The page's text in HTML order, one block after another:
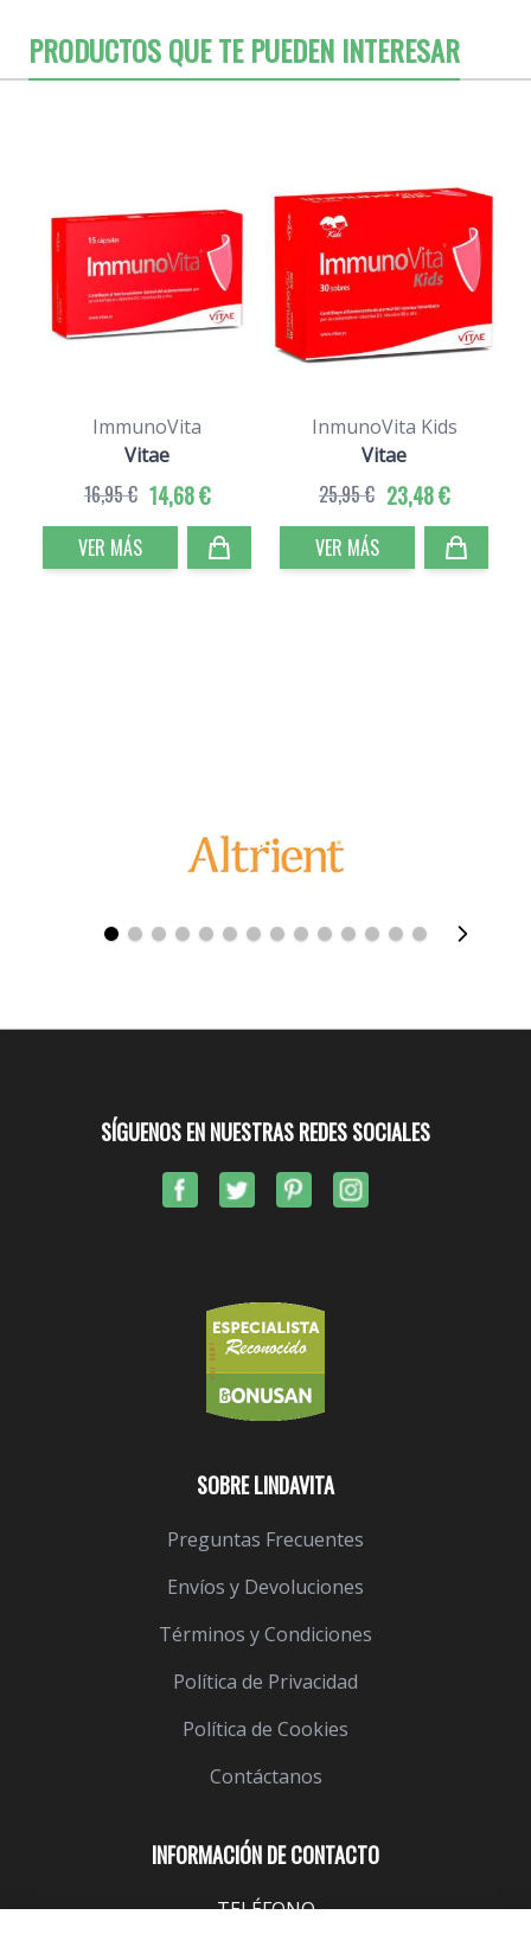
PRODUCTOS QUE TE PUEDEN INTERESAR
ImmunoVita
Vitae
14,68 €
16,95 €
VER MÁS
InmunoVita Kids
Vitae
23,48 €
25,95 €
VER MÁS
INFORMACIÓN DE CONTACTO
TELÉFONO
SOBRE LINDAVITA
Preguntas Frecuentes
Envíos y Devoluciones
Términos y Condiciones
Política de Privacidad
Política de Cookies
Contáctanos
SÍGUENOS EN NUESTRAS REDES SOCIALES